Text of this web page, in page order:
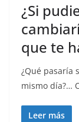
¿Si
que te
¿Qué pasaría
mismo día?…
Leer más